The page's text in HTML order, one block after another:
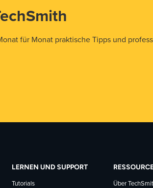
für Monat praktische Tipps und
LERNEN UND SUPPORT
Tutorials Über